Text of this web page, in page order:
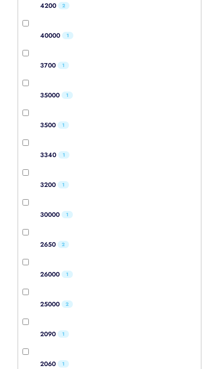
4200 2
40000 1
3700 1
35000 1
3500 1
3340 1
3200 1
30000 1
2650 2
26000 1
25000 2
2090 1
2060 1